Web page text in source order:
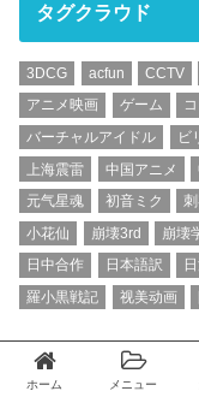
タグクラウド
3DCG acfun CCTV
アニメ映画
ゲーム
バーチャルアイドル
ビ
上海震雷
中国アニメ
元气星魂
初音ミク
小花仙
崩壊3rd 崩壊
日中合作
日本語訳
羅小黒戦記
视美动画
ホーム メニュー
Twitter